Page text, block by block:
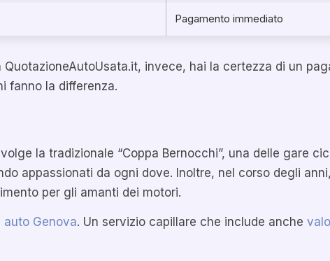
Pagamento immediato
invece, hai la certezza di un
fanno la differenza.
la tradizionale “Coppa Bernocchi”, una delle gare
appassionati da ogni dove. Inoltre, nel corso degli
per gli amanti dei motori.
auto Genova. Un servizio capillare che include anche